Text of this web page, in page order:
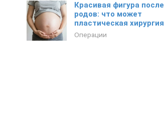
Красивая фигура после
родов: что может
пластическая хирургия
Операции